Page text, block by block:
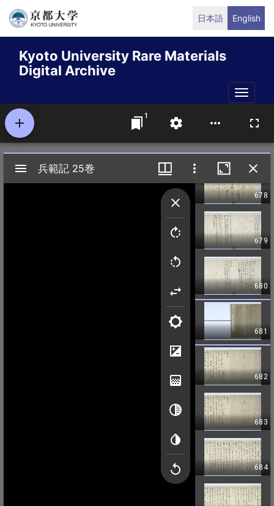
Skip
content
日本語 English
Kyoto University Rare Materials
Digital Archive
Toggle